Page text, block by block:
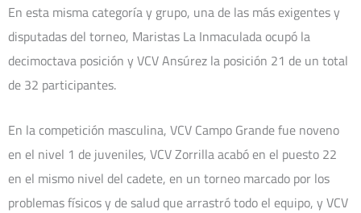
En esta misma categoría y grupo, una de las más exigentes y
disputadas del torneo, Maristas La Inmaculada ocupó la
decimoctava posición y VCV Ansúrez la posición 21 de un total
de 32 participantes.
En la competición masculina, VCV Campo Grande fue noveno
en el nivel 1 de juveniles, VCV Zorrilla acabó en el puesto 22
en el mismo nivel del cadete, en un torneo marcado por los
problemas físicos y de salud que arrastró todo el equipo, y VCV